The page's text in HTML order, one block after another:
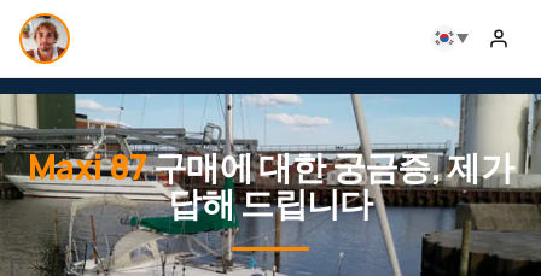
Maxi 87구매에 대한 궁금증, 제가
답해 드립니다